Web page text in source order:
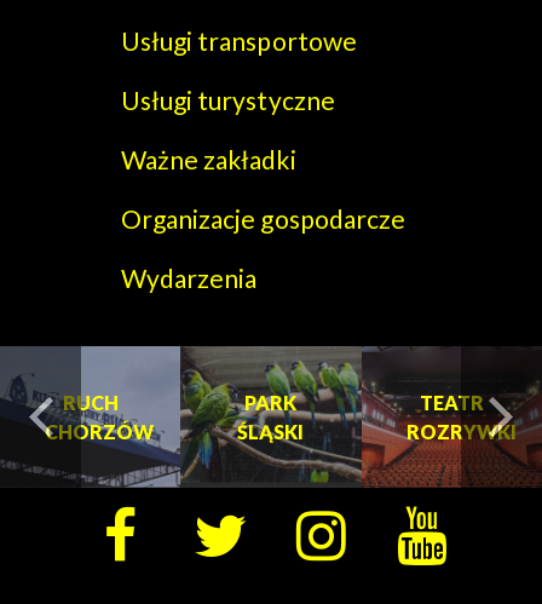
Usługi transportowe
Usługi turystyczne
Ważne zakładki
Organizacje gospodarcze
Wydarzenia
RUCH
CHORZÓW
PARK
ŚLĄSKI
TEATR
ROZRYWKI
turysta.Previous